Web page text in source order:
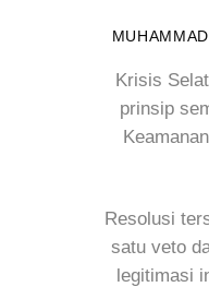
Krisis
prinsip
Resolusi
satu veto
legitimasi